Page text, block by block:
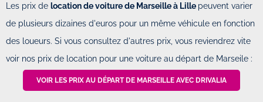
Les prix de location de voiture de Marseille à Lille peuvent varier
de plusieurs dizaines d'euros pour un même véhicule en fonction
des loueurs. Si vous consultez d'autres prix, vous reviendrez vite
voir nos prix de location pour une voiture au départ de Marseile :
VOIR LES PRIX AU DÉPART DE MARSEILLE AVEC DRIVALIA